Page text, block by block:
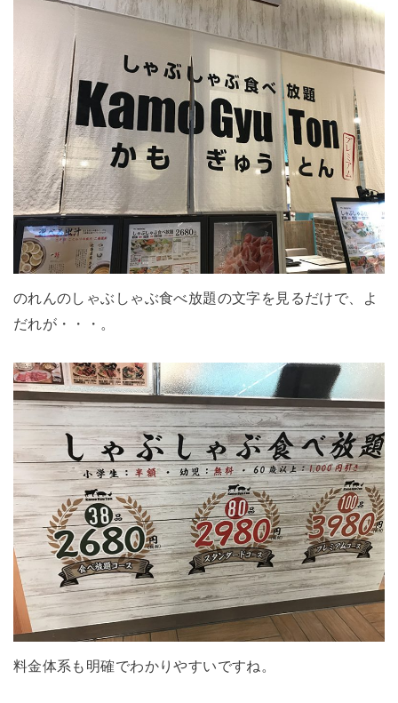
のれんのしゃぶしゃぶ食べ放題の文字を見るだけで、よ
だれが・・・。
料金体系も明確でわかりやすいですね。